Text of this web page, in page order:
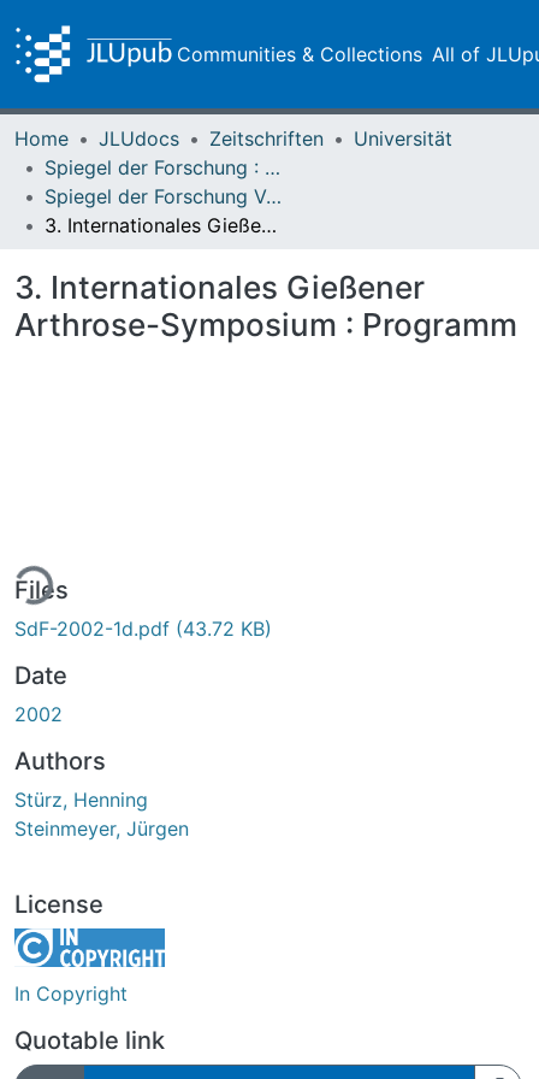
Communities & Collections All of
Home JLUdocs Zeitschriften
Universität
Spiegel der Forschung : Wissenschaftsmagazin
Spiegel der Forschung Vol. 19 (2002) Heft 1
3. Internationales Gießener Arthrose-Symposium : Programm
3. Internationales Gießener
Arthrose-Symposium : Programm
Files
SdF-2002-1d.pdf (43.72 KB)
Date
2002
Authors
Stürz, Henning
Steinmeyer, Jürgen
License
In Copyright
Quotable link